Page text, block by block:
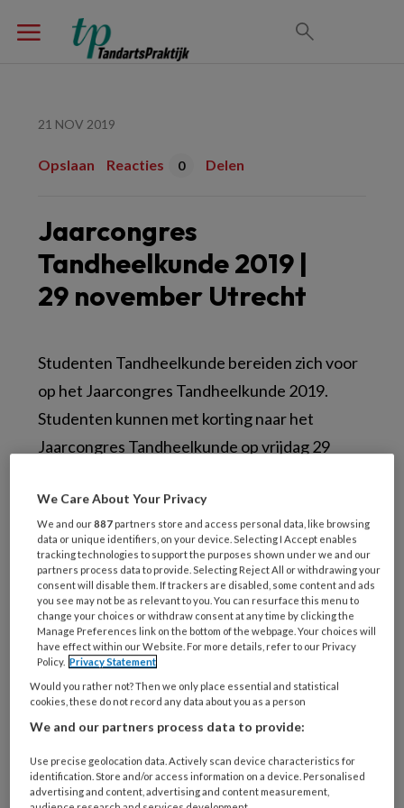
21 NOV 2019
Opslaan Reacties 0 Delen
Jaarcongres
Tandheelkunde 2019 |
29 november Utrecht
Studenten Tandheelkunde bereiden zich voor
op het Jaarcongres Tandheelkunde 2019.
Studenten kunnen met korting naar het
Jaarcongres Tandheelkunde op vrijdag 29
Kortingscode
We Care About Your Privacy
We and our887 partners store and access personal data, like browsing
data or unique identifiers, on your device. Selecting I Accept enables
tracking technologies to support the purposes shown under we and our
partners process data to provide. Selecting Reject All or withdrawing your
consent will disable them. If trackers are disabled, some content and ads
you see may not be as relevant to you. You can resurface this menu to
change your choices or withdraw consent at any time by clicking the
Manage Preferences link on the bottom of the webpage. Your choices will
have effect within our Website. For more details, refer to our Privacy
Policy. Privacy Statement
Would you rather not? Then we only place essential and statistical
cookies, these do not record any data about you as a person
We and our partners process data to provide:
Use precise geolocation data. Actively scan device characteristics for
identification. Store and/or access information on a device. Personalised
advertising and content, advertising and content measurement,